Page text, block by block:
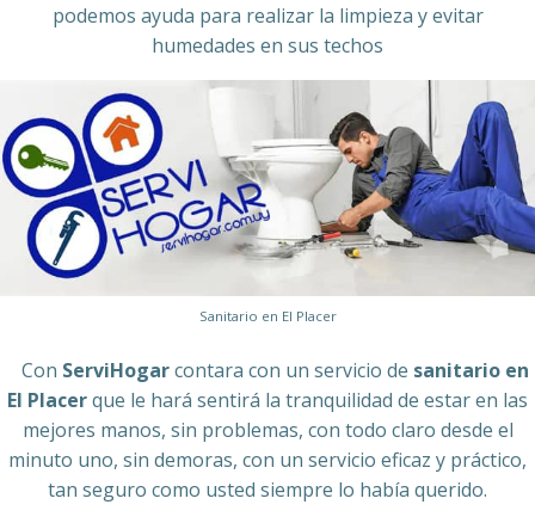
podemos ayuda para realizar la limpieza y evitar
humedades en sus techos
Sanitario en El Placer
Con ServiHogarcontara con un servicio de sanitario en
El Placerque le hará sentirá la tranquilidad de estar en las
mejores manos, sin problemas, con todo claro desde el
minuto uno, sin demoras, con un servicio eficaz y práctico,
tan seguro como usted siempre lo había querido.